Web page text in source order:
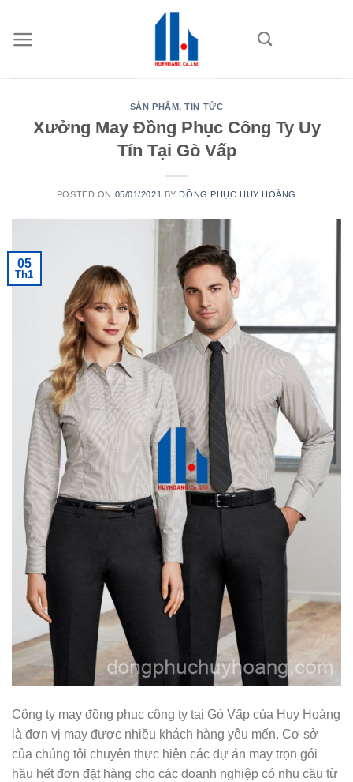
content
SẢN PHẨM,TIN TỨC
Xưởng May Đồng Phục Công Ty Uy
Tín Tại Gò Vấp
POSTED ON 05/01/2021 BYĐỒNG PHỤC HUY HOÀNG
05
Th1
Công ty may đồng phục công ty tại Gò Vấp của Huy Hoàng
là đơn vị may được nhiều khách hàng yêu mến. Cơ sở
của chúng tôi chuyên thực hiện các dự án may trọn gói
hầu hết đơn đặt hàng cho các doanh nghiệp có nhu cầu từ